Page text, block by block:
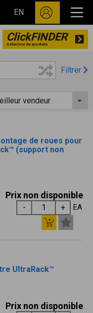
EN
ClickFINDER
Sélecteur de produits
Filtrer
de roues pour
(support non
Prix non disponible
EA
UltraRack™
Prix non disponible